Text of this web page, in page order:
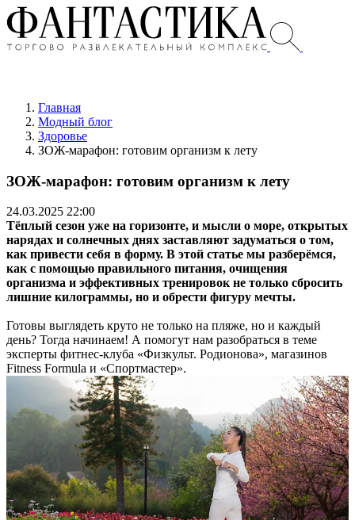
Главная
Модный блог
Здоровье
ЗОЖ-марафон: готовим организм к лету
ЗОЖ-марафон: готовим организм к лету
24.03.2025 22:00
Тёплый сезон уже на горизонте, и мысли о море, открытых
нарядах и солнечных днях заставляют задуматься о том,
как привести себя в форму. В этой статье мы разберёмся,
как с помощью правильного питания, очищения
организма и эффективных тренировок не только сбросить
лишние килограммы, но и обрести фигуру мечты.
Готовы выглядеть круто не только на пляже, но и каждый
день? Тогда начинаем! А помогут нам разобраться в теме
эксперты фитнес-клуба «Физкульт. Родионова», магазинов
Fitness Formula и «Спортмастер».